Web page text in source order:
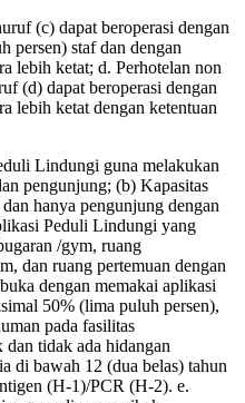
(c) dapat beroperasi dengan
persen) staf dan dengan
lebih ketat; d. Perhotelan non
(d) dapat beroperasi dengan
lebih ketat dengan ketentuan
Lindungi guna melakukan
pengunjung; (b) Kapasitas
hanya pengunjung dengan
Peduli Lindungi yang
/gym, ruang
dan ruang pertemuan dengan
dengan memakai aplikasi
50% (lima puluh persen),
pada fasilitas
tidak ada hidangan
di bawah 12 (dua belas) tahun
(H-1)/PCR (H-2). e.